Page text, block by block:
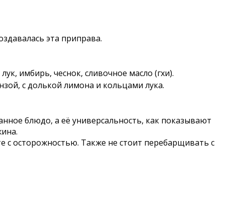
эта приправа.
имбирь, чеснок, сливочное масло (гхи).
с долькой лимона и кольцами лука.
блюдо, а её универсальность, как показывают
с осторожностью. Также не стоит перебарщивать с